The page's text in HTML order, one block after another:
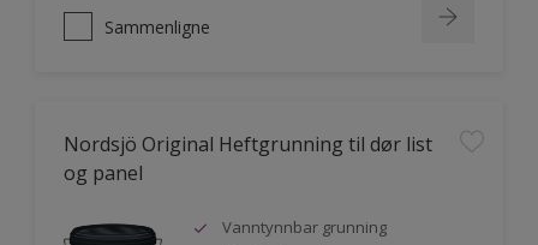
Sammenligne
Nordsjö Original Heftgrunning til dør list
og panel
Vanntynnbar grunning